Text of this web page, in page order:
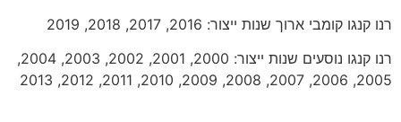
רנו קנגו קומבי ארוך שנות ייצור: 2016, 2017, 2018, 2019
רנו קנגו נוסעים שנות ייצור: 2000, 2001, 2002, 2003, 2004,
2005, 2006, 2007, 2008, 2009, 2010, 2011, 2012, 2013